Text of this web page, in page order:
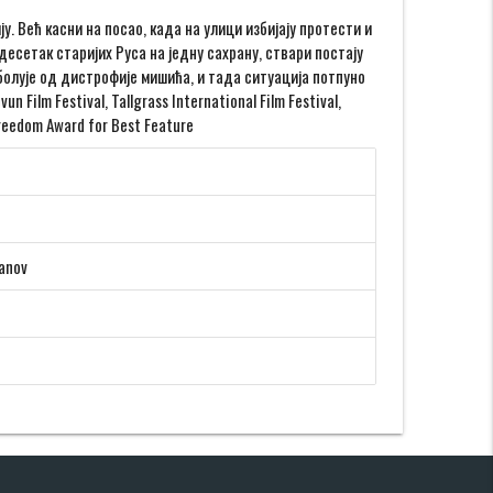
касни на посао, када на улици избијају протести и
старијих Руса на једну сахрану, ствари постају
од дистрофије мишића, и тада ситуација потпуно
Film Festival, Tallgrass International Film Festival,
Award for Best Feature